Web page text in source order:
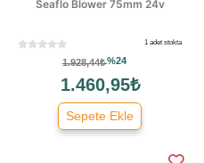
Seaflo Blower 75mm 24v
1 adet stokta
1.928,44₺%24
1.460,95₺
Sepete Ekle